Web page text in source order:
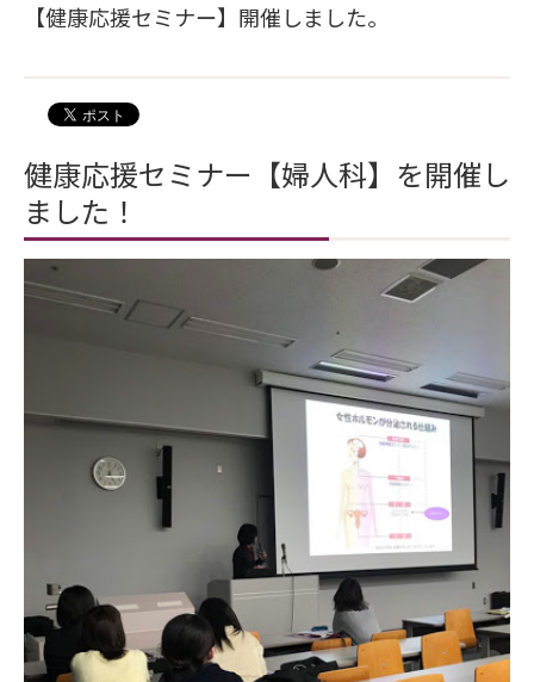
【健康応援セミナー】開催しました。
健康応援セミナー【婦人科】を開催し
ました！